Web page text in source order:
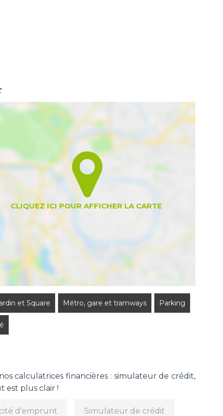
et Square Métro, gare et tramways Parking
calculatrices financières : simulateur de crédit,
est plus clair !
d'emprunt Simulateur de crédit